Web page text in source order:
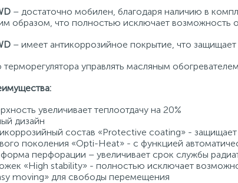
– достаточно мобилен, благодаря наличию в
образом, что полностью исключает возможность
– имеет антикоррозийное покрытие, что
управлять масляным обогревателем
увеличивает теплоотдачу на 20%
дизайн
состав «Protective coating» -
поколения «Opti-Heat» - с функцией
перфорации – увеличивает срок службы
«High stability» - полностью исключает
moving» для свободы перемещения